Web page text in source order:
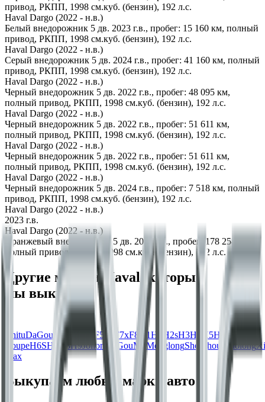
привод, РКПП, 1998 см.куб. (бензин), 192 л.с.
Haval Dargo (2022 - н.в.)
Белый внедорожник 5 дв. 2023 г.в., пробег: 15 160 км, полный
привод, РКПП, 1998 см.куб. (бензин), 192 л.с.
Haval Dargo (2022 - н.в.)
Серый внедорожник 5 дв. 2024 г.в., пробег: 41 160 км, полный
привод, РКПП, 1998 см.куб. (бензин), 192 л.с.
Haval Dargo (2022 - н.в.)
Черный внедорожник 5 дв. 2022 г.в., пробег: 48 095 км,
полный привод, РКПП, 1998 см.куб. (бензин), 192 л.с.
Haval Dargo (2022 - н.в.)
Черный внедорожник 5 дв. 2022 г.в., пробег: 51 611 км,
полный привод, РКПП, 1998 см.куб. (бензин), 192 л.с.
Haval Dargo (2022 - н.в.)
Черный внедорожник 5 дв. 2022 г.в., пробег: 51 611 км,
полный привод, РКПП, 1998 см.куб. (бензин), 192 л.с.
Haval Dargo (2022 - н.в.)
Черный внедорожник 5 дв. 2024 г.в., пробег: 7 518 км, полный
привод, РКПП, 1998 см.куб. (бензин), 192 л.с.
Haval Dargo (2022 - н.в.)
2023 г.в.
Haval Dargo (2022 - н.в.)
Оранжевый внедорожник 5 дв. 2022 г.в., пробег: 178 258 км,
полный привод, РКПП, 1998 см.куб. (бензин), 192 л.с.
Другие модели Haval, которые
мы выкупаем
ChituDaGou (Big Dog) F5 F7 F7xF8 H1H2 H2sH3H4 H5H6
H6
CoupeH6SH7 H8H9Jolion KuGouM6 MenglongShenshou Xiaolong
Max
Выкупаем любые марки авто